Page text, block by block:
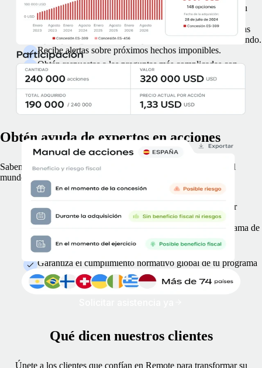
Accede a las herramientas que necesitas para gestionar tu
programa de acciones con eficacia.
Mantente al tanto con las últimas actualizaciones sobre las
leyes que rigen las acciones y la fiscalidad de todo el mundo.
Recibe alertas sobre próximos hechos imponibles.
Obtén respuestas a las preguntas más complicadas con
claridad y rapidez.
Saber más
Obtén ayuda de expertos en acciones
Sabemos cómo funciona la remuneración en acciones en todo el
mundo y estamos aquí para ti.
Consulta un desglose de las mejores formas de ofrecer
acciones en cada región.
Infórmate sobre la fiscalidad relacionada con tu programa de
acciones.
Evita comisiones y sanciones caras.
Garantiza el cumplimiento normativo global de tu programa
de acciones.
Qué dicen nuestros clientes
Únete a los clientes que confían en Remote para transformar su